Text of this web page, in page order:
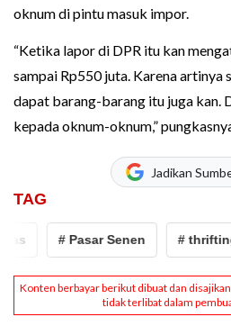
oknum di pintu masuk impor.
“Ketika lapor di DPR itu kan
sampai Rp550 juta. Karena artinya
dapat barang-barang itu juga kan.
kepada oknum-oknum,”
Jadikan
TAG
# Pasar Senen # thrifting